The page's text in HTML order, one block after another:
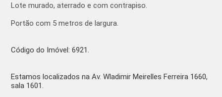
Lote murado, aterrado e com contrapiso.
Portão com 5 metros de largura.
Código do Imóvel: 6921.
Estamos localizados naAv. Wladimir Meirelles Ferreira 1660,
sala 1601.